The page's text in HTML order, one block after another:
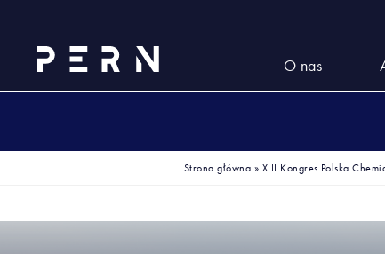
O nas
Strona główna » XIII Kongres Polska